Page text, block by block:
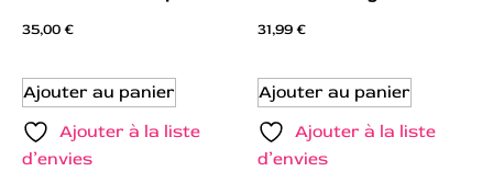
35,00€
Ajouter au panier
Ajouter à la liste
d’envies
31,99€
Ajouter au panier
Ajouter à la liste
d’envies